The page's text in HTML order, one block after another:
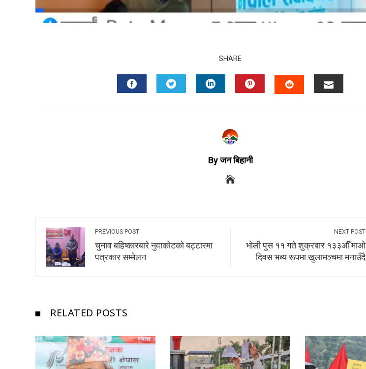
SHARE
By जन बिहानी
PREVIOUS POST
चुनाव बहिष्कारबारे नुवाकोटको बट्टारमा
पत्रकार सम्मेलन
NEXT POST
भाेली पुस ११ गते शुक्रबार १३३औँ माओ
दिवस भब्य रूपमा खुलामञ्चमा मनाउँदै
RELATED POSTS